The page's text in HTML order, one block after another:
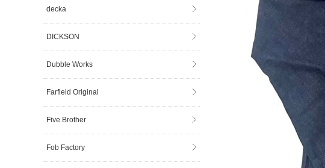
decka
DICKSON
Dubble Works
Farfield Original
Five Brother
Fob Factory